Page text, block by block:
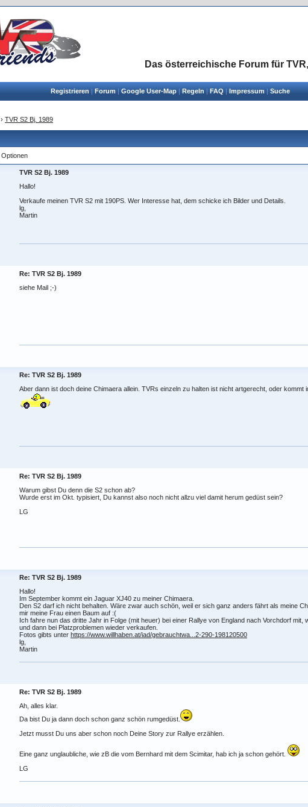
Das österreichische Forum für
Registrieren|Forum|Google User-Map|Regeln|FAQ|Impressum|Suche
› TVR S2 Bj. 1989
Optionen
TVR S2 Bj. 1989
Hallo!
Verkaufe meinen TVR S2 mit 190PS. Wer Interesse hat, dem schicke ich Bilder und Details.
lg,
Martin
Re: TVR S2 Bj. 1989
siehe Mail ;-)
Re: TVR S2 Bj. 1989
Aber dann ist doch deine Chimaera allein. TVRs einzeln zu halten ist nicht artgerecht, oder kommt
Re: TVR S2 Bj. 1989
Warum gibst Du denn die S2 schon ab?
Wurde erst im Okt. typisiert, Du kannst also noch nicht allzu viel damit herum gedüst sein?
LG
Re: TVR S2 Bj. 1989
Hallo!
Im September kommt ein Jaguar XJ40 zu meiner Chimaera.
Den S2 darf ich nicht behalten. Wäre zwar auch schön, weil er sich ganz anders fährt als meine
mir meine Frau einen Baum auf :(
Ich fahre nun das dritte Jahr in Folge (mit heuer) bei einer Rallye von England nach Vorchdorf mit,
und dann bei Platzproblemen wieder verkaufen.
Fotos gibts unter https://www.willhaben.at/iad/gebrauchtwa...2-290-198120500
lg,
Martin
Re: TVR S2 Bj. 1989
Ah, alles klar.
Da bist Du ja dann doch schon ganz schön rumgedüst.
Jetzt musst Du uns aber schon noch Deine Story zur Rallye erzählen.
Eine ganz unglaubliche, wie zB die vom Bernhard mit dem Scimitar, hab ich ja schon gehört.
LG